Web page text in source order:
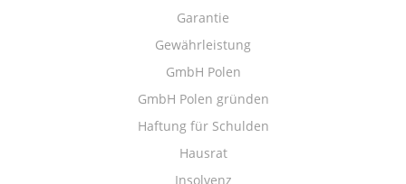
Garantie
Gewährleistung
GmbH Polen
GmbH Polen gründen
Haftung für Schulden
Hausrat
Insolvenz